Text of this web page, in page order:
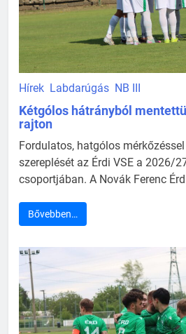
Hírek Labdarúgás NB III
Kétgólos hátrányból
rajton
Fordulatos, hatgólos
szereplését az Érdi VSE a 2026/
csoportjában. A Novák Ferenc
Bővebben…